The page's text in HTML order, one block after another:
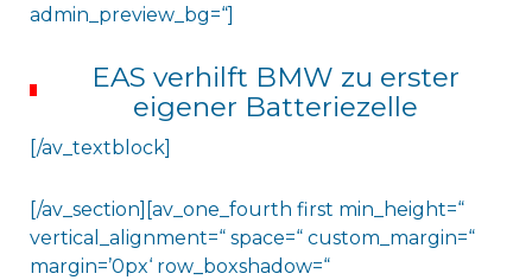
admin_preview_bg=“]
EAS verhilft BMW zu erster
eigener Batteriezelle
[/av_textblock]
[/av_section][av_one_fourth first min_height=“
vertical_alignment=“ space=“ custom_margin=“
margin=’0px‘ row_boxshadow=“